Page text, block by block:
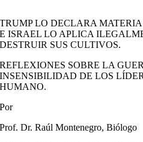
TRUMP LO DECLARA
E ISRAEL LO APLICA
DESTRUIR SUS CULTIVOS.
REFLEXIONES SOBRE LA
INSENSIBILIDAD DE LOS
HUMANO.
Por
Prof. Dr. Raúl Montenegro, Biólogo